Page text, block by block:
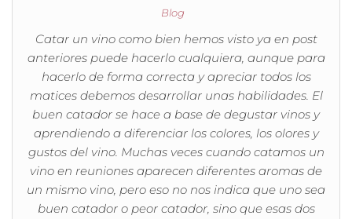
Blog
Catar un vino como bien hemos visto ya en post
anteriores puede hacerlo cualquiera, aunque para
hacerlo de forma correcta y apreciar todos los
matices debemos desarrollar unas habilidades. El
buen catador se hace a base de degustar vinos y
aprendiendo a diferenciar los colores, los olores y
gustos del vino. Muchas veces cuando catamos un
vino en reuniones aparecen diferentes aromas de
un mismo vino, pero eso no nos indica que uno sea
buen catador o peor catador, sino que esas dos